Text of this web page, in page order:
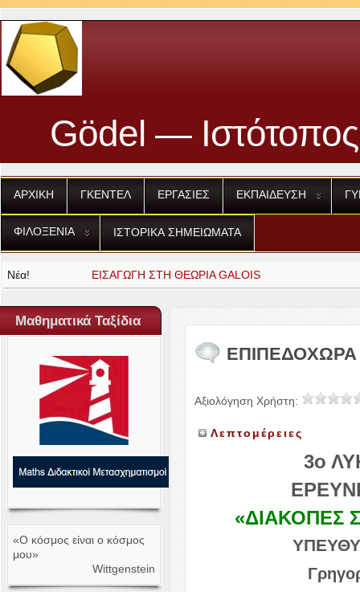
Gödel —
ΑΡΧΙΚΗ ΓΚΕΝΤΕΛ ΕΡΓΑΣΙΕΣ ΕΚΠΑΙΔΕΥΣΗ
ΦΙΛΟΞΕΝΙΑ ΙΣΤΟΡΙΚΑ ΣΗΜΕΙΩΜΑΤΑ
Νέα! ΕΙΣΑΓΩΓΗ ΣΤΗ ΘΕΩΡΙΑ GALOIS
Μαθηματικά Ταξίδια
«Ο κόσμος είναι ο κόσμος
μου»
Wittgenstein
ΕΠΙΠΕΔΟΧΩΡΑ
Αξιολόγηση Χρήστη:
Λεπτομέρειες
3ο
«ΔΙΑΚΟΠΕΣ